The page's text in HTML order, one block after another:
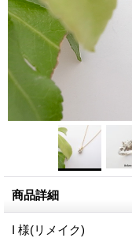
商品詳細
I 様(リメイク)